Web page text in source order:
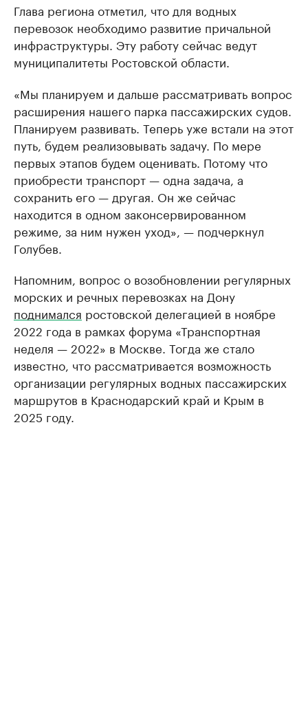
Глава региона отметил, что для водных
перевозок необходимо развитие причальной
инфраструктуры. Эту работу сейчас ведут
муниципалитеты Ростовской области.
«Мы планируем и дальше рассматривать вопрос
расширения нашего парка пассажирских судов.
Планируем развивать. Теперь уже встали на этот
путь, будем реализовывать задачу. По мере
первых этапов будем оценивать. Потому что
приобрести транспорт — одна задача, а
сохранить его — другая. Он же сейчас
находится в одном законсервированном
режиме, за ним нужен уход», — подчеркнул
Голубев.
Напомним, вопрос о возобновлении регулярных
морских и речных перевозках на Дону
поднимался ростовской делегацией в ноябре
2022 года в рамках форума «Транспортная
неделя — 2022» в Москве. Тогда же стало
известно, что рассматривается возможность
организации регулярных водных пассажирских
маршрутов в Краснодарский край и Крым в
2025 году.